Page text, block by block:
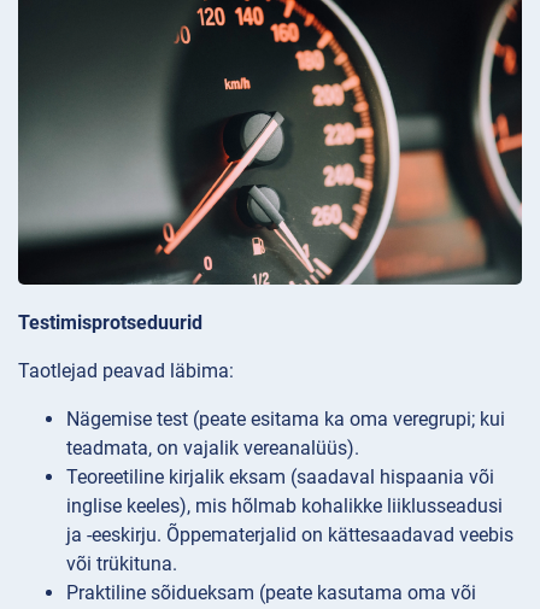
Testimisprotseduurid
Taotlejad peavad läbima:
Nägemise test (peate esitama ka oma veregrupi; kui
teadmata, on vajalik vereanalüüs).
Teoreetiline kirjalik eksam (saadaval hispaania või
inglise keeles), mis hõlmab kohalikke liiklusseadusi
ja -eeskirju. Õppematerjalid on kättesaadavad veebis
või trükituna.
Praktiline sõidueksam (peate kasutama oma või